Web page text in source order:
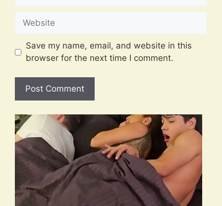
Website
Save my name, email, and website in this
browser for the next time I comment.